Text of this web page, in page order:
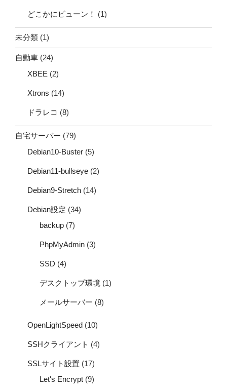
どこかにビューン！ (1)
未分類 (1)
自動車 (24)
XBEE (2)
Xtrons (14)
ドラレコ (8)
自宅サーバー (79)
Debian10-Buster (5)
Debian11-bullseye (2)
Debian9-Stretch (14)
Debian設定 (34)
backup (7)
PhpMyAdmin (3)
SSD (4)
デスクトップ環境 (1)
メールサーバー (8)
OpenLightSpeed (10)
SSHクライアント (4)
SSLサイト設置 (17)
Let's Encrypt (9)